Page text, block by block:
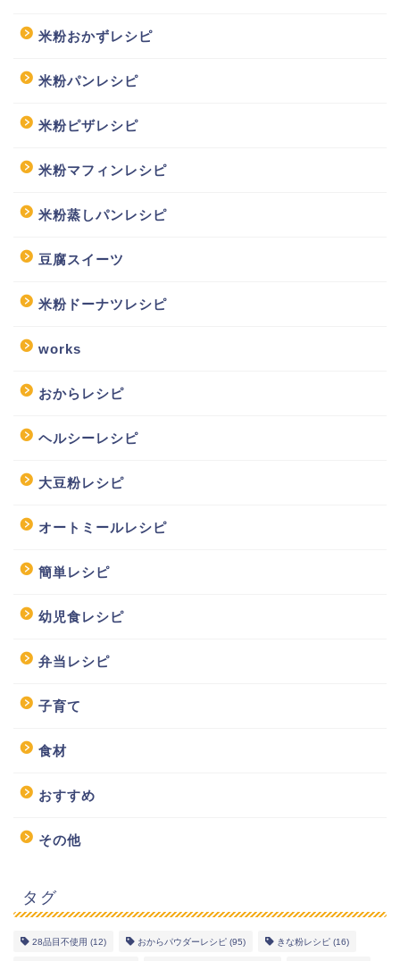
米粉おかずレシピ
米粉パンレシピ
米粉ピザレシピ
米粉マフィンレシピ
米粉蒸しパンレシピ
豆腐スイーツ
米粉ドーナツレシピ
works
おからレシピ
ヘルシーレシピ
大豆粉レシピ
オートミールレシピ
簡単レシピ
幼児食レシピ
弁当レシピ
子育て
食材
おすすめ
その他
タグ
28品目不使用 (12) おからパウダーレシピ (95) きな粉レシピ (16)